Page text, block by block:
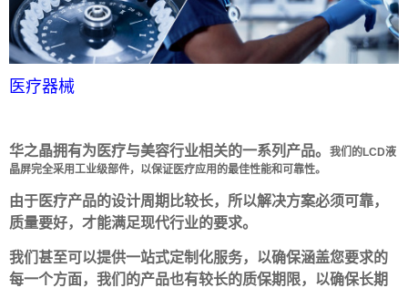
医疗器械
华之晶拥有为医疗与美容行业相关的一系列产品。
我们的LCD液
晶屏完全采用工业级部件，以保证医疗应用的最佳性能和可靠性。
由于医疗产品的设计周期比较长，所以解决方案必须可靠，
质量要好，才能满足现代行业的要求。
我们甚至可以提供一站式定制化服务，以确保涵盖您要求的
每一个方面，我们的产品也有较长的质保期限，以确保长期